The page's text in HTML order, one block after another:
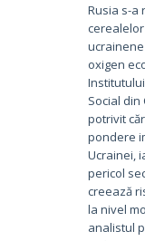
Rusia s-a
oxigen
Social
potrivit
pondere
Ucrainei,
pericol
creează
la nivel
analistul